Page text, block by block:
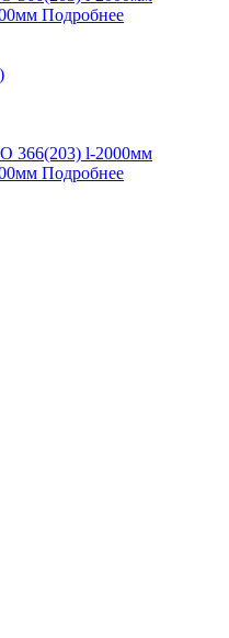
Подробнее
Подробнее